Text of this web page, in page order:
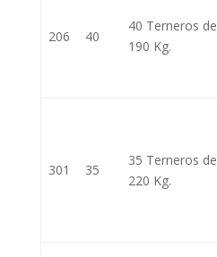
206 40
40 Terneros de
190 Kg.
301 35
35 Terneros de
220 Kg.